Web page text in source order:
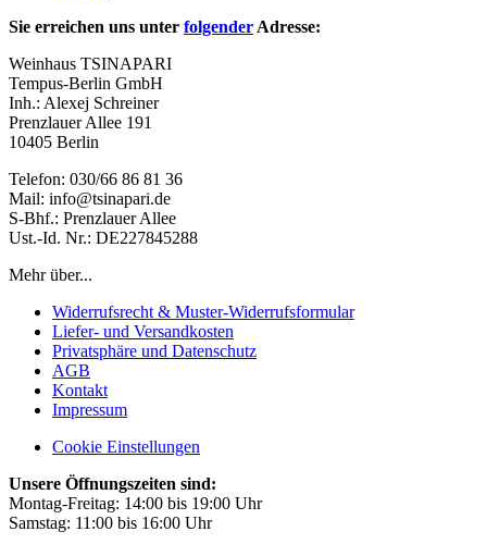
Sie erreichen uns unter folgender Adresse:
Weinhaus TSINAPARI
Tempus-Berlin GmbH
Inh.: Alexej Schreiner
Prenzlauer Allee 191
10405 Berlin
Telefon: 030/66 86 81 36
Mail: info@tsinapari.de
S-Bhf.: Prenzlauer Allee
Ust.-Id. Nr.: DE227845288
Mehr über...
Widerrufsrecht & Muster-Widerrufsformular
Liefer- und Versandkosten
Privatsphäre und Datenschutz
AGB
Kontakt
Impressum
Cookie Einstellungen
Unsere Öffnungszeiten sind:
Montag-Freitag: 14:00 bis 19:00 Uhr
Samstag: 11:00 bis 16:00 Uhr